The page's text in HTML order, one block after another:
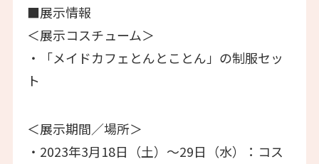
■展示情報
＜展示コスチューム＞
・「メイドカフェとんとことん」の制服セッ
ト
＜展示期間／場所＞
・2023年3月18日（土）～29日（水）：コス